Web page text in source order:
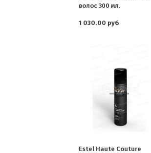
волос 300 мл.
1 030.00 руб
Estel Haute Couture